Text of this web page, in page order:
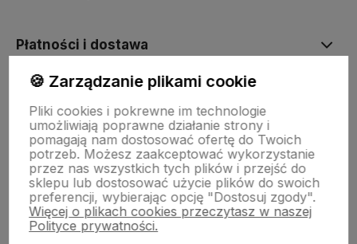
Płatności i dostawa
Pomoc
🍪 Zarządzanie plikami cookie
Pliki cookies i pokrewne im technologie
umożliwiają poprawne działanie strony i
pomagają nam dostosować ofertę do Twoich
potrzeb. Możesz zaakceptować wykorzystanie
przez nas wszystkich tych plików i przejść do
sklepu lub dostosować użycie plików do swoich
preferencji, wybierając opcję "Dostosuj zgody".
Więcej o plikach cookies przeczytasz w naszej
Polityce prywatności.